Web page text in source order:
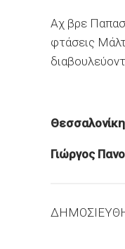
Αχ βρε
φτάσεις
Γιώργος